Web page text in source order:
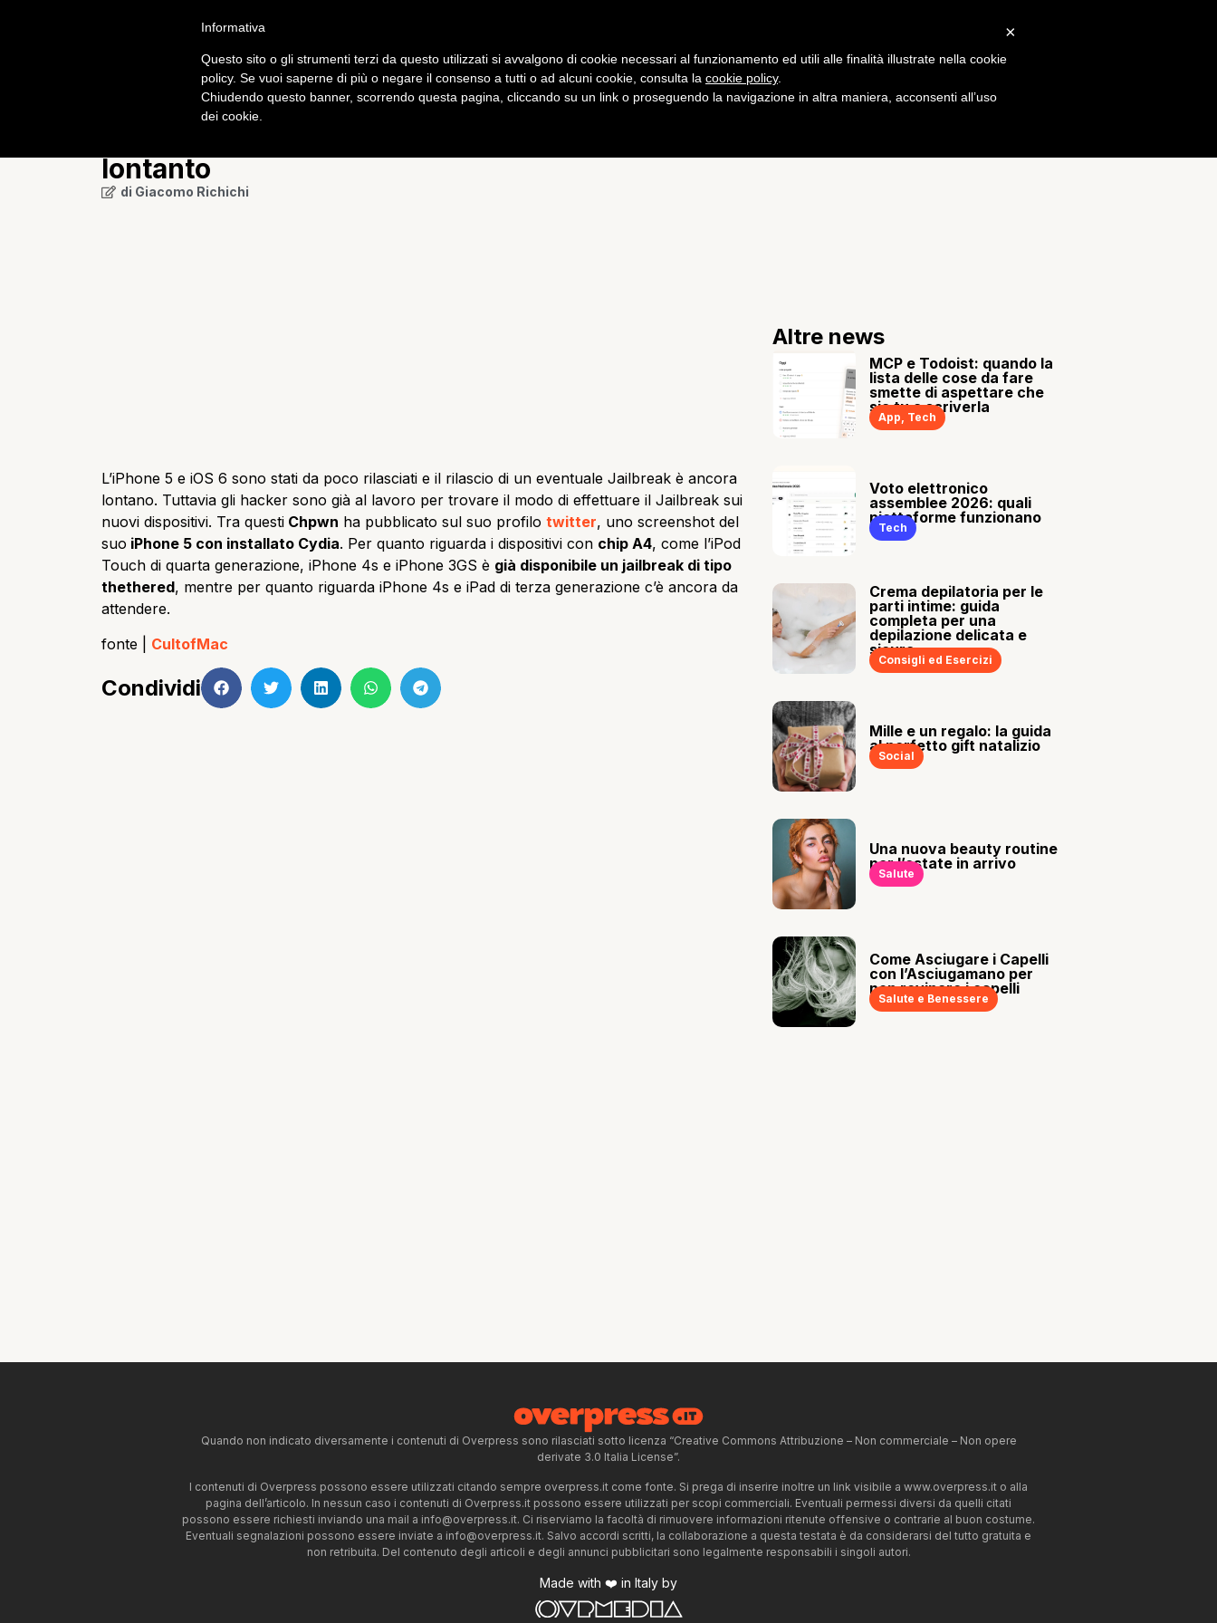
lontanto
di Giacomo Richichi
L’iPhone 5 e iOS 6 sono stati da poco rilasciati e il rilascio di un eventuale Jailbreak è ancora
lontano. Tuttavia gli hacker sono già al lavoro per trovare il modo di effettuare il Jailbreak sui
nuovi dispositivi. Tra questi Chpwn ha pubblicato sul suo profilo twitter, uno screenshot del
suo iPhone 5 con installato Cydia. Per quanto riguarda i dispositivi con chip A4, come l’iPod
Touch di quarta generazione, iPhone 4s e iPhone 3GS è già disponibile un jailbreak di tipo
thethered, mentre per quanto riguarda iPhone 4s e iPad di terza generazione c’è ancora da
attendere.
fonte | CultofMac
Condividi
Altre news
MCP e Todoist: quando la
lista delle cose da fare
smette di aspettare che
sia tu a scriverla
App, Tech
Voto elettronico
assemblee 2026: quali
piattaforme funzionano
Tech
Crema depilatoria per le
parti intime: guida
completa per una
depilazione delicata e
sicura
Consigli ed Esercizi
Mille e un regalo: la guida
al perfetto gift natalizio
Social
Una nuova beauty routine
per l’estate in arrivo
Salute
Come Asciugare i Capelli
con l’Asciugamano per
non rovinare i capelli
Salute e Benessere
Quando non indicato diversamente i contenuti di Overpress sono rilasciati sotto licenza “Creative Commons Attribuzione – Non commerciale – Non opere
derivate 3.0 Italia License”.
I contenuti di Overpress possono essere utilizzati citando sempre overpress.it come fonte. Si prega di inserire inoltre un link visibile a www.overpress.it o alla
pagina dell’articolo. In nessun caso i contenuti di Overpress.it possono essere utilizzati per scopi commerciali. Eventuali permessi diversi da quelli citati
possono essere richiesti inviando una mail a info@overpress.it. Ci riserviamo la facoltà di rimuovere informazioni ritenute offensive o contrarie al buon costume.
Eventuali segnalazioni possono essere inviate a info@overpress.it. Salvo accordi scritti, la collaborazione a questa testata è da considerarsi del tutto gratuita e
non retribuita. Del contenuto degli articoli e degli annunci pubblicitari sono legalmente responsabili i singoli autori.
Made with ❤️ in Italy by
×
Informativa
Questo sito o gli strumenti terzi da questo utilizzati si avvalgono di cookie necessari al funzionamento ed utili alle finalità illustrate nella cookie
policy. Se vuoi saperne di più o negare il consenso a tutti o ad alcuni cookie, consulta la cookie policy.
Chiudendo questo banner, scorrendo questa pagina, cliccando su un link o proseguendo la navigazione in altra maniera, acconsenti all’uso
dei cookie.